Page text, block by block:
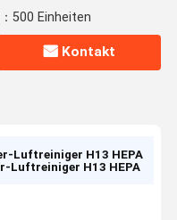
500 Einheiten
Kontakt
Luftreiniger H13 HEPA
Luftreiniger H13 HEPA